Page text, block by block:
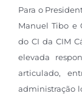
Para o
Manuel Tibo e
do CI da CIM
elevada
articulado,
administração